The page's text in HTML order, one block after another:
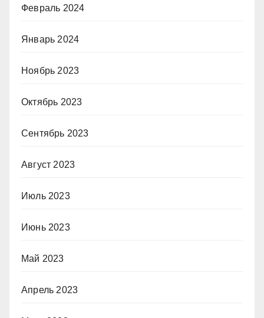
Февраль 2024
Январь 2024
Ноябрь 2023
Октябрь 2023
Сентябрь 2023
Август 2023
Июль 2023
Июнь 2023
Май 2023
Апрель 2023